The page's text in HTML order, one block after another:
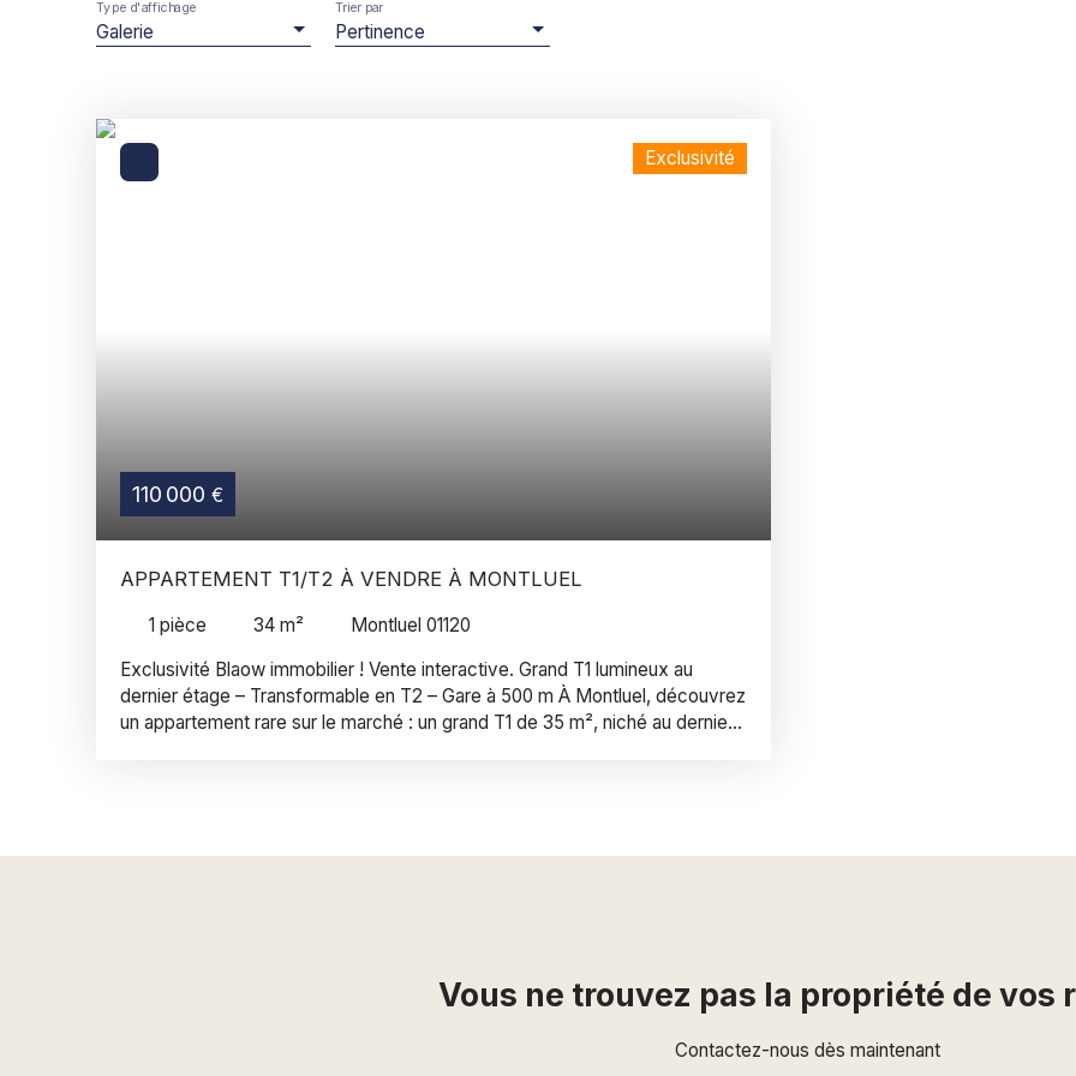
Galerie
Type d'affichage
Pertinence
Trier par
110 000 €
Exclusivité
APPARTEMENT T1/T2 À VENDRE À MONTLUEL
1 pièce 34 m²
Montluel 01120
Exclusivité Blaow immobilier ! Vente interactive. Grand T1 lumineux au
dernier étage – Transformable en T2 – Gare à 500 m À Montluel, découvrez
un appartement rare sur le marché : un grand T1 de 35 m², niché au dernier
lumière, offre un véritable potentiel : sa configuration permet une
privilégié À deux pas des commerces du centre de Montluel, vous profitez
d’un quotidien facilité, sans renoncer au calme de la copropriété. La
résidence, parfaitement entretenue, compte 147 lots (dont 61 d’habitation)
Vous ne trouvez pas la propriété de vos
Contactez-nous dès maintenant